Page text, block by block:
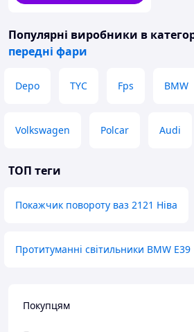
Популярні виробники в
передні фари
Depo TYC Fps BMW
Volkswagen Polcar Audi
ТОП теги
Покажчик повороту ваз 2121 Ніва
Протитуманні світильники BMW E39
Покупцям